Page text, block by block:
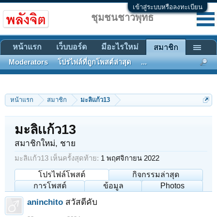
เข้าสู่ระบบหรือลงทะเบียน
หน้าแรก สมาชิก มะลิเเก้ว13
มะลิเเก้ว13
สมาชิกใหม่, ชาย
มะลิเเก้ว13 เห็นครั้งสุดท้าย: 1 พฤศจิกายน 2022
โปรไฟล์โพสต์
กิจกรรมล่าสุด
การโพสต์
ข้อมูล Photos
aninchito สวัสดีคับ
ชุมชนชาวพุทธ
หน้าแรก เว็บบอร์ด มีอะไรใหม่ สมาชิก
Moderators โปรไฟล์ที่ถูกโพสต์ล่าสุด ...